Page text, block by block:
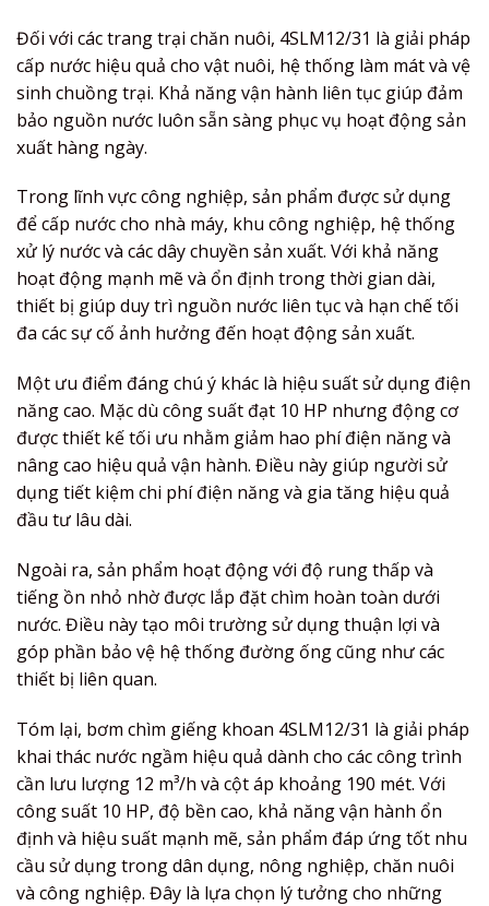
Đối với các trang trại chăn nuôi, 4SLM12/31 là giải pháp
cấp nước hiệu quả cho vật nuôi, hệ thống làm mát và vệ
sinh chuồng trại. Khả năng vận hành liên tục giúp đảm
bảo nguồn nước luôn sẵn sàng phục vụ hoạt động sản
xuất hàng ngày.
Trong lĩnh vực công nghiệp, sản phẩm được sử dụng
để cấp nước cho nhà máy, khu công nghiệp, hệ thống
xử lý nước và các dây chuyền sản xuất. Với khả năng
hoạt động mạnh mẽ và ổn định trong thời gian dài,
thiết bị giúp duy trì nguồn nước liên tục và hạn chế tối
đa các sự cố ảnh hưởng đến hoạt động sản xuất.
Một ưu điểm đáng chú ý khác là hiệu suất sử dụng điện
năng cao. Mặc dù công suất đạt 10 HP nhưng động cơ
được thiết kế tối ưu nhằm giảm hao phí điện năng và
nâng cao hiệu quả vận hành. Điều này giúp người sử
dụng tiết kiệm chi phí điện năng và gia tăng hiệu quả
đầu tư lâu dài.
Ngoài ra, sản phẩm hoạt động với độ rung thấp và
tiếng ồn nhỏ nhờ được lắp đặt chìm hoàn toàn dưới
nước. Điều này tạo môi trường sử dụng thuận lợi và
góp phần bảo vệ hệ thống đường ống cũng như các
thiết bị liên quan.
Tóm lại, bơm chìm giếng khoan 4SLM12/31 là giải pháp
khai thác nước ngầm hiệu quả dành cho các công trình
cần lưu lượng 12 m³/h và cột áp khoảng 190 mét. Với
công suất 10 HP, độ bền cao, khả năng vận hành ổn
định và hiệu suất mạnh mẽ, sản phẩm đáp ứng tốt nhu
cầu sử dụng trong dân dụng, nông nghiệp, chăn nuôi
và công nghiệp. Đây là lựa chọn lý tưởng cho những